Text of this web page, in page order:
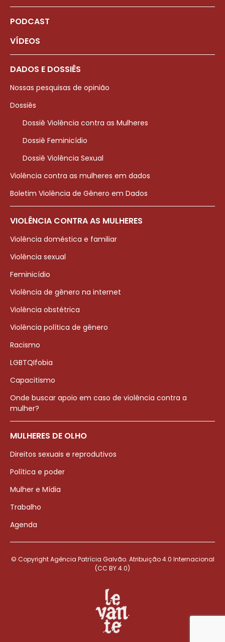
PODCAST
VÍDEOS
DADOS E DOSSIÊS
Nossas pesquisas de opinião
Dossiês
Dossiê Violência contra as Mulheres
Dossiê Feminicídio
Dossiê Violência Sexual
Violência contra as mulheres em dados
Boletim Violência de Gênero em Dados
VIOLÊNCIA CONTRA AS MULHERES
Violência doméstica e familiar
Violência sexual
Feminicídio
Violência de gênero na internet
Violência obstétrica
Violência política de gênero
Racismo
LGBTQIfobia
Capacitismo
Onde buscar apoio em caso de violência contra a
mulher?
MULHERES DE OLHO
Direitos sexuais e reprodutivos
Política e poder
Mulher e Mídia
Trabalho
Agenda
© Copyright Agência Patrícia Galvão. Atribuição 4.0 Internacional
(CC BY 4.0)